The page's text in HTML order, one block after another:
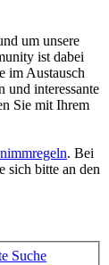
um unsere
ist dabei
im Austausch
und interessante
Sie mit Ihrem
. Bei
sich bitte an den
Suche